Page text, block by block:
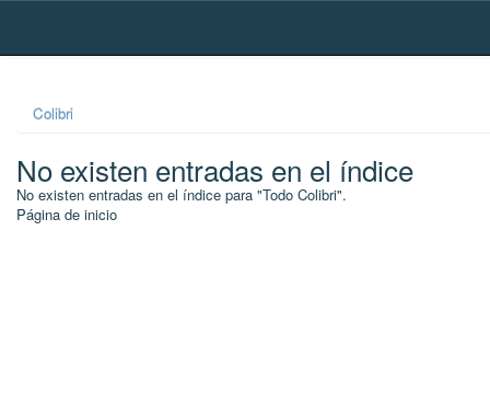
Skip
Colibri
No existen entradas en el índice
No existen entradas en el índice para "Todo Colibri".
Página de inicio